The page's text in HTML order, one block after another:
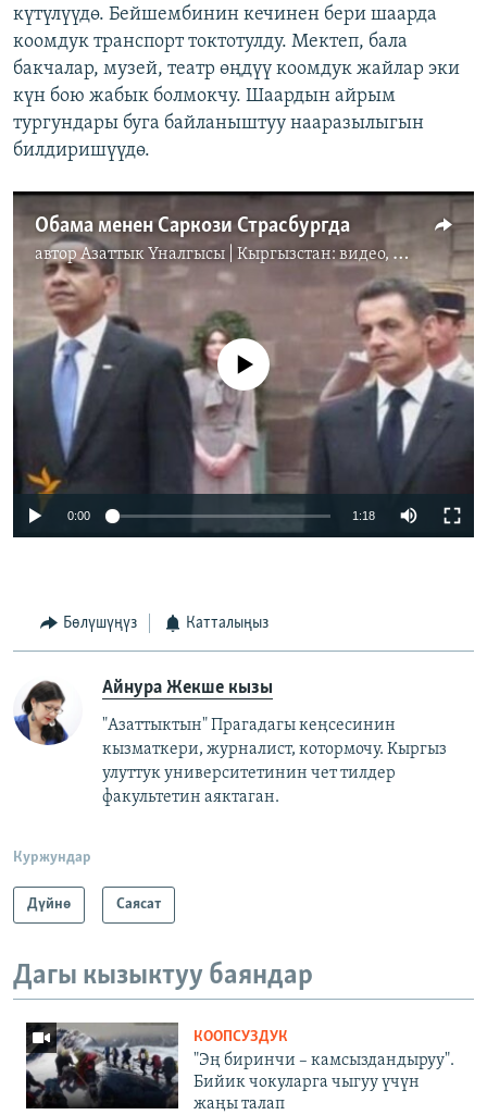
күтүлүүдө. Бейшембинин кечинен бери шаарда
коомдук транспорт токтотулду. Мектеп, бала
бакчалар, музей, театр өңдүү коомдук жайлар эки
күн бою жабык болмокчу. Шаардын айрым
тургундары буга байланыштуу нааразылыгын
билдиришүүдө.
Обама менен Саркози Страсбургда
авторАзаттык Үналгысы | Кыргызстан: видео, фото, кабарлар
No media source currently available
0:00 1:18
Бөлүшүңүз Катталыңыз
Айнура Жекше кызы
"Азаттыктын" Прагадагы кеңсесинин
кызматкери, журналист, котормочу. Кыргыз
улуттук университетинин чет тилдер
факультетин аяктаган.
Куржундар
Дүйнө Саясат
Дагы кызыктуу баяндар
КООПСУЗДУК
"Эң биринчи – камсыздандыруу".
Бийик чокуларга чыгуу үчүн
жаңы талап